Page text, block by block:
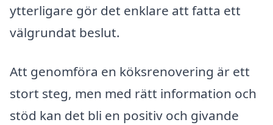
ytterligare gör det enklare att fatta ett
välgrundat beslut.
Att genomföra en köksrenovering är ett
stort steg, men med rätt information och
stöd kan det bli en positiv och givande